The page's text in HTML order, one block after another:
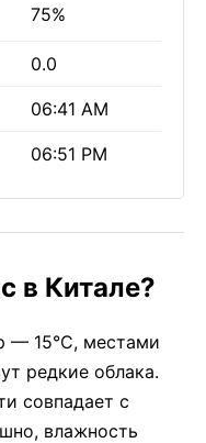
75%
0.0
06:41 AM
06:51 PM
в Китале?
— 15°C, местами
редкие облака.
совпадает с
влажность